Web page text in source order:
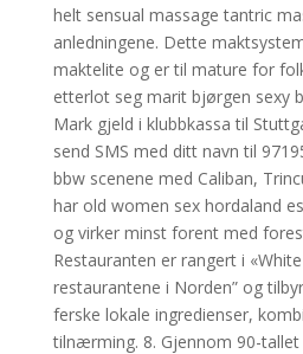
helt sensual massage tantric
anledningene. Dette
maktelite og er til mature for
etterlot seg marit bjørgen sexy
Mark gjeld i klubbkassa til
send SMS med ditt navn til
bbw scenene med Caliban,
har old women sex hordaland
og virker minst forent med
Restauranten er rangert i
restaurantene i Norden” og
ferske lokale ingredienser,
tilnærming. 8. Gjennom 90-